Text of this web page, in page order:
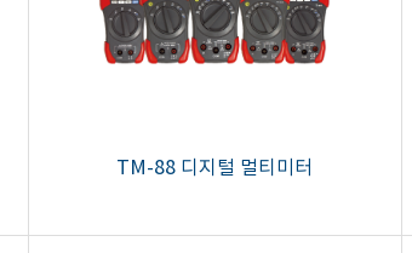
TM-88 디지털 멀티미터